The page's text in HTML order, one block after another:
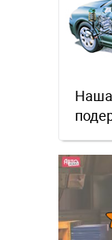
Наша